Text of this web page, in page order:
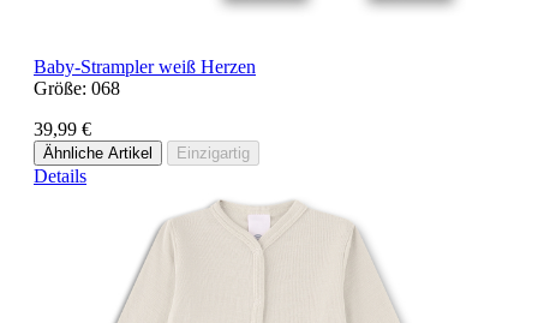
Baby-Strampler weiß Herzen
Größe: 068
39,99 €
Ähnliche Artikel Einzigartig
Details